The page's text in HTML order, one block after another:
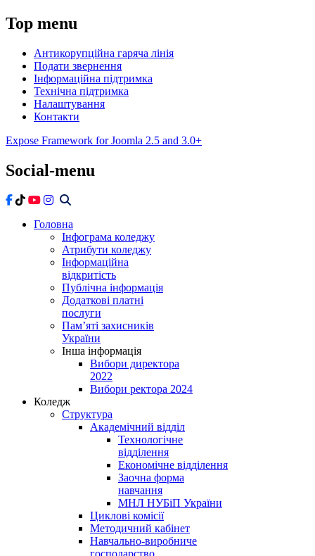
Top menu
Антикорупційна гаряча лінія
Подати звернення
Інформаційна підтримка
Технічна підтримка
Налаштування
Контакти
Expose Framework for Joomla 2.5 and 3.0+
Social-menu
Головна
Інфограма коледжу
Атрибути коледжу
Інформаційна
відкритість
Публічна інформація
Додаткові платні
послуги
Пам’яті захисників
України
Інша інформація
Вибори директора
2022
Вибори ректора 2024
Коледж
Структура
Академічний відділ
Технологічне
відділення
Економічне відділення
Заочна форма
навчання
МНЛ НУБіП України
Циклові комісії
Методичний кабінет
Навчально-виробниче
господарство